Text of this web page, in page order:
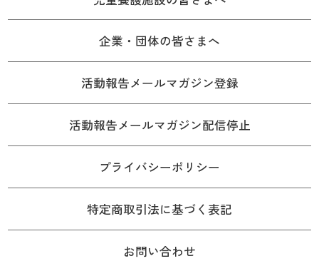
企業・団体の皆さまへ
活動報告メールマガジン登録
活動報告メールマガジン配信停止
プライバシーポリシー
特定商取引法に基づく表記
お問い合わせ